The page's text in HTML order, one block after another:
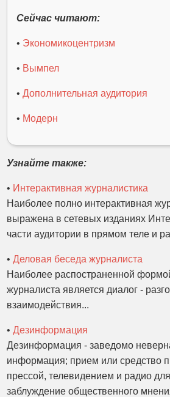
Сейчас читают:
• Экономикоцентризм
• Вымпел
•Дополнительная аудитория
• Модерн
Узнайте также:
• Интерактивная журналистика
Наиболее полно интерактивная
выражена в сетевых изданиях
части аудитории в прямом теле и
•Деловая беседа журналиста
Наиболее распостраненной
журналиста является диалог -
взаимодействия...
•Дезинформация
Дезинформация - заведомо
информация; прием или средство
прессой, телевидением и радио
заблуждение общественного